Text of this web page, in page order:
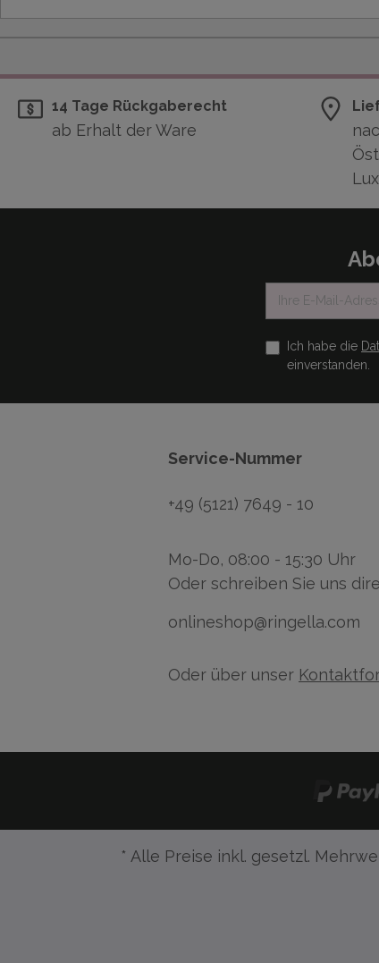
14 Tage Rückgaberecht
ab Erhalt der Ware
Ich habe die
einverstanden.
Service-Nummer
+49 (5121) 7649 - 10
Mo-Do, 08:00 - 15:30 Uhr
Oder schreiben Sie uns
onlineshop@ringella.com
Oder über unser
* Alle Preise inkl. gesetzl.